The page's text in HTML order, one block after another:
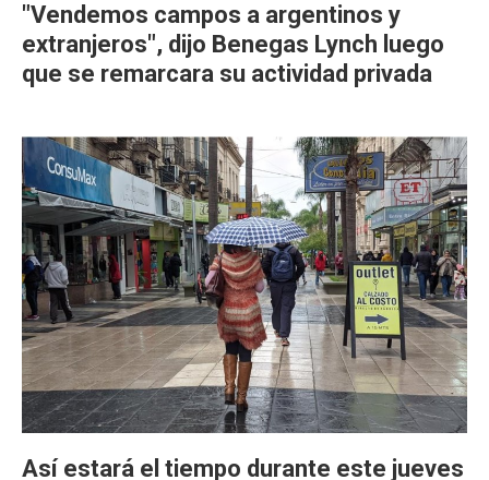
"Vendemos campos a argentinos y
extranjeros", dijo Benegas Lynch luego
que se remarcara su actividad privada
Así estará el tiempo durante este jueves